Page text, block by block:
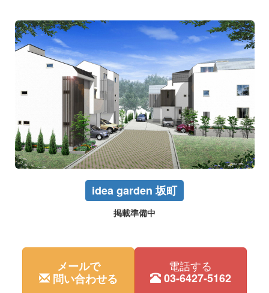
idea garden 坂町
掲載準備中
メールで
問い合わせる
電話する
03-6427-5162